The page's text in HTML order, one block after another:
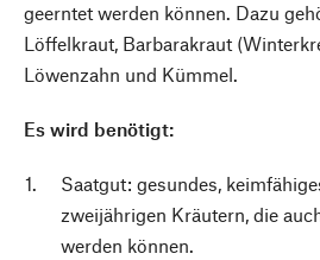
geerntet werden können. Dazu
Löffelkraut, Barbarakraut
Löwenzahn und Kümmel.
Es wird benötigt:
Saatgut: gesundes,
zweijährigen Kräutern, die
werden können.